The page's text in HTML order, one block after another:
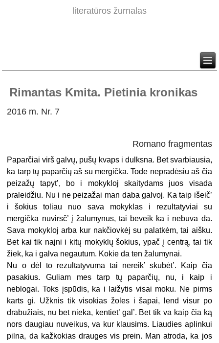
literatūros žurnalas
Rimantas Kmita. Pietinia kronikas
2016 m. Nr. 7
Romano fragmentas
Paparčiai virš galvų, pušų kvaps i dulksna. Bet svarbiausia,
ka tarp tų paparčių aš su mergička. Tode nepradėsiu aš čia
peizažų tapyt’, bo i mokykloj skaitydams juos visada
praleidžiu. Nu i ne peizažai man daba galvoj. Ka taip išeič’
i šokius toliau nuo sava mokyklas i rezultatyviai su
mergička nuvirsč’ į žalumynus, tai beveik ka i nebuva da.
Sava mokykloj arba kur nakčiovkėj su palatkėm, tai aišku.
Bet kai tik najni i kitų mokyklų šokius, ypač į centrą, tai tik
žiek, ka i galva negautum. Kokie da ten žalumynai.
Nu o dėl to rezultatyvuma tai nereik’ skubėt’. Kaip čia
pasakius. Guliam mes tarp tų paparčių, nu, i kaip i
neblogai. Toks įspūdis, ka i laižytis visai moku. Ne pirms
karts gi. Užknis tik visokias žoles i šapai, lend visur po
drabužiais, nu bet nieka, kentiet’ gal’. Bet tik va kaip čia ką
nors daugiau nuveikus, va kur klausims. Liaudies aplinkui
pilna, da kažkokias drauges vis prein. Man atroda, ka jos